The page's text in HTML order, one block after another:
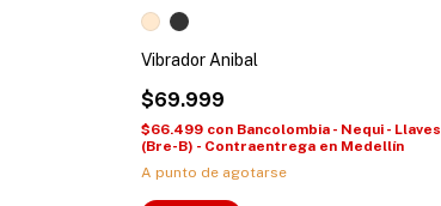
Vibrador Anibal
$69.999
$66.499 con Bancolombia - Nequi - Llaves
(Bre-B) - Contraentrega en Medellín
A punto de agotarse